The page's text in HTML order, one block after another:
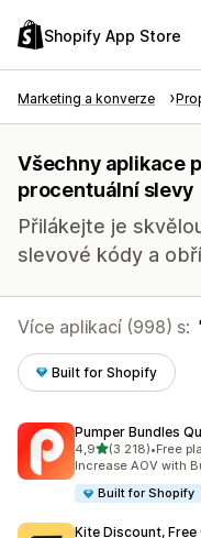
Shopify App Store
Marketing a konverze
Všechny aplikace
procentuální slevy
Přilákejte je
slevové kódy a
Více aplikací (998) s:
Built for Shopify
Pumper Bundles
4,9z 5 hvězd
(3 218)
Celkový počet
•Free
Increase AOV with
Built for Shopify
Kite Discount, Free